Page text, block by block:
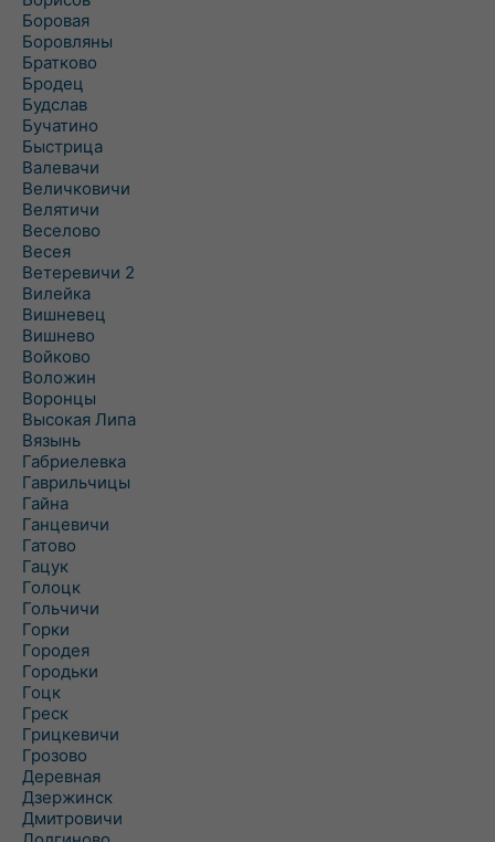
Боровая
Боровляны
Братково
Бродец
Будслав
Бучатино
Быстрица
Валевачи
Величковичи
Велятичи
Веселово
Весея
Ветеревичи 2
Вилейка
Вишневец
Вишнево
Войково
Воложин
Воронцы
Высокая Липа
Вязынь
Габриелевка
Гаврильчицы
Гайна
Ганцевичи
Гатово
Гацук
Голоцк
Гольчичи
Горки
Городея
Городьки
Гоцк
Греск
Грицкевичи
Грозово
Деревная
Дзержинск
Дмитровичи